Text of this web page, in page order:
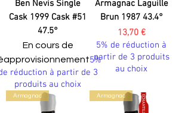
Ben Nevis Single
Cask 1999 Cask #51
47.5°
En cours de
5%
réduction à partir de 3
produits au choix
Armagnac Laguille
Brun 1987 43.4°
Prix
13,70 €
5% de réduction à
partir de 3 produits
au choix
Armagnac Armagnac